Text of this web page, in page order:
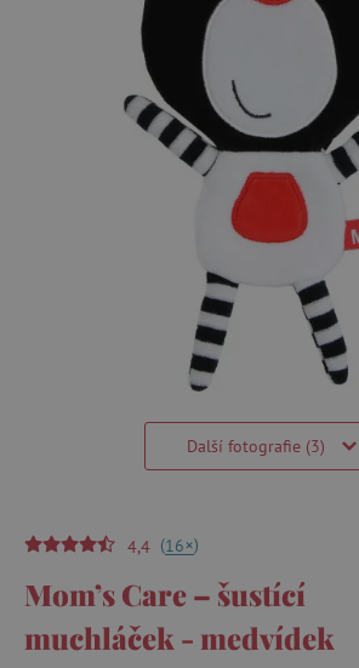
Další fotografie (3)
4,4 (16+)
Mom’s Care – šustící
muchláček - medvídek